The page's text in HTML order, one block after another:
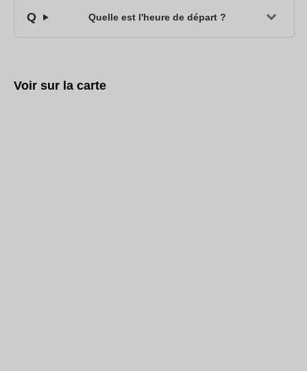
Quelle est l'heure de départ ?
Voir sur la carte